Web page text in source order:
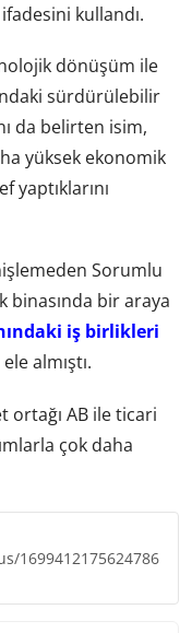
kullandı.
dönüşüm ile
sürdürülebilir
da belirten isim,
yüksek ekonomik
yaptıklarını
Sorumlu
binasında bir araya
iş birlikleri
almıştı.
ortağı AB ile ticari
çok daha
1699412175624786